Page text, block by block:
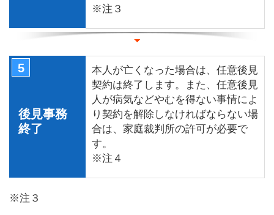
※注３
5
後見事務
終了
本人が亡くなった場合は、任意後見
契約は終了します。また、任意後見
人が病気などやむを得ない事情によ
り契約を解除しなければならない場
合は、家庭裁判所の許可が必要で
す。
※注４
※注３